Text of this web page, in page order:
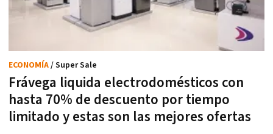
Frávega liquida electrodomésticos con
hasta 70% de descuento por tiempo
limitado y estas son las mejores ofertas
ECONOMÍA/ Super Sale